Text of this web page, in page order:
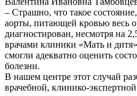
– Страшно, что такое
аорты, питающей кровью весь
диагностирован, несмотря на
врачами клиники «Мать и
смогли адекватно оценить
болезни.
В нашем центре этот случай
врачебной, клинико-